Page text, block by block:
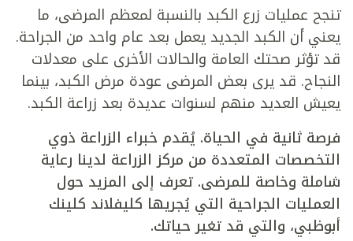
تنجح عمليات زرع الكبد بالنسبة لمعظم المرضى، ما
يعني أن الكبد الجديد يعمل بعد عام واحد من الجراحة.
قد تؤثر صحتك العامة والحالات الأخرى على معدلات
النجاح. قد يرى بعض المرضى عودة مرض الكبد، بينما
يعيش العديد منهم لسنوات عديدة بعد زراعة الكبد.
فرصة ثانية في الحياة. يُقدم خبراء الزراعة ذوي
التخصصات المتعددة من مركز الزراعة لدينا رعاية
شاملة وخاصة للمرضى. تعرف إلى المزيد حول
العمليات الجراحية التي يُجريها كليفلاند كلينك
أبوظبي، والتي قد تغير حياتك.